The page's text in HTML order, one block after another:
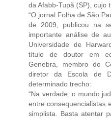
da Afabb-Tupã (SP), cujo
“O jornal Folha de São
de 2009, publicou na
importante análise de
Universidade de
título de doutor em
Genebra, membro do
diretor da Escola de
determinado trecho:
“Na verdade, o mundo
entre consequencialistas
simplista. Basta atentar